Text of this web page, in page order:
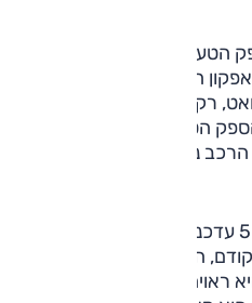
אפקון הצלחנו להגיע למקסימום
מתיחת הפנים של יונדאי איוניק 5 עדכנה את העיצוב החיצוני וגם
הביאה לשיפור בנוחות
ראויה, והוסיפה הרבה לטווח